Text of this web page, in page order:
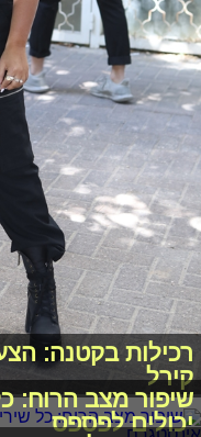
רכילות בקטנה:
קירל
שיפור מצב הרוח:
יכולים לפספס